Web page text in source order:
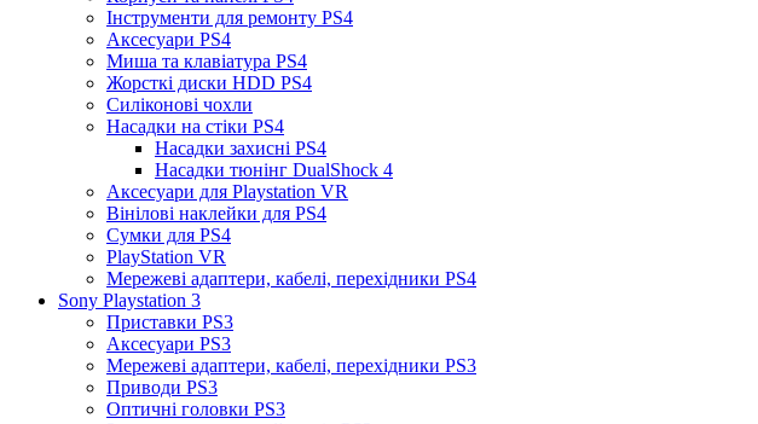
Інструменти для ремонту PS4
Аксесуари PS4
Миша та клавіатура PS4
Жорсткі диски HDD PS4
Силіконові чохли
Насадки на стіки PS4
Насадки захисні PS4
Насадки тюнінг DualShock 4
Аксесуари для Playstation VR
Вінілові наклейки для PS4
Сумки для PS4
PlayStation VR
Мережеві адаптери, кабелі, перехідники PS4
Sony Playstation 3
Приставки PS3
Аксесуари PS3
Мережеві адаптери, кабелі, перехідники PS3
Приводи PS3
Оптичні головки PS3